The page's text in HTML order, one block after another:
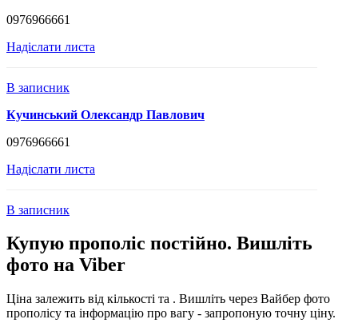
0976966661
Надіслати листа
В записник
Кучинський Олександр Павлович
0976966661
Надіслати листа
В записник
Купую прополіс постійно. Вишліть
фото на Viber
Ціна залежить від кількості та . Вишліть через Вайбер фото
прополісу та інформацію про вагу - запропоную точну ціну.